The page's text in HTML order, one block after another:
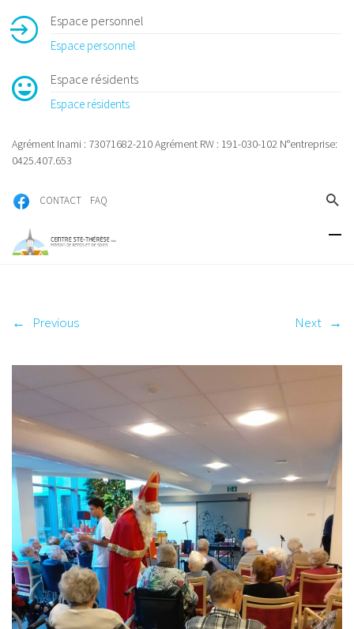
Espace personnel
Espace personnel
Espace résidents
Espace résidents
Agrément Inami : 73071682-210 Agrément RW : 191-030-102 N°entreprise:
0425.407.653
CONTACT FAQ
← Previous Next →